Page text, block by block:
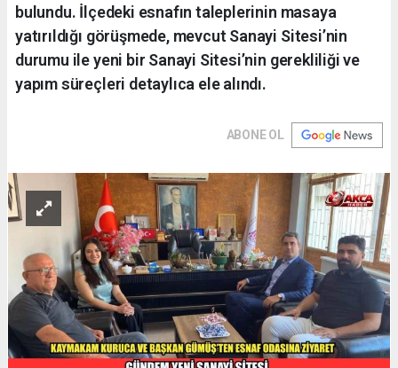
bulundu. İlçedeki esnafın taleplerinin masaya
yatırıldığı görüşmede, mevcut Sanayi Sitesi’nin
durumu ile yeni bir Sanayi Sitesi’nin gerekliliği ve
yapım süreçleri detaylıca ele alındı.
ABONE OL